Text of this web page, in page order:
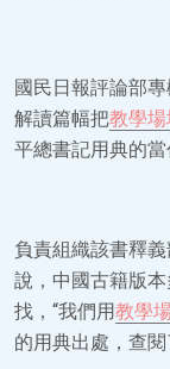
國民日報評論部
解讀篇幅把教學
平總書記用典的當
負責組織該書釋
說，中國古籍版
找，“我們用教學
的用典出處，查